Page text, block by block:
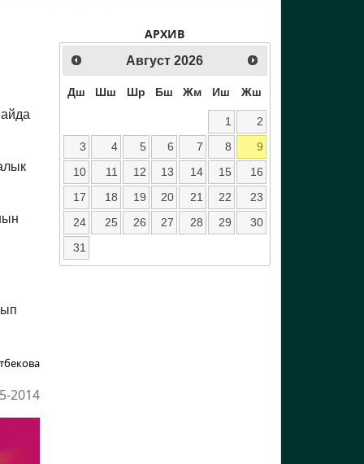
2014
АРХИВ
Август 2026
Дш Шш Шр Бш Жм Иш Жш
1
2
3
4 5 6 7 8
9
10
11 12 13 14 15
16
17
18 19 20 21 22
23
24
25 26 27 28 29
30
31